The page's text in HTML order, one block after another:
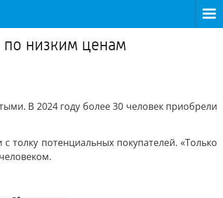
по низким ценам
В 2024 году более 30 человек приобрели
толку потенциальных покупателей. «Только